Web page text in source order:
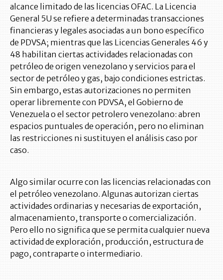
alcance limitado de las licencias OFAC. La Licencia
General 5U se refiere a determinadas transacciones
financieras y legales asociadas a un bono específico
de PDVSA; mientras que las Licencias Generales 46 y
48 habilitan ciertas actividades relacionadas con
petróleo de origen venezolano y servicios para el
sector de petróleo y gas, bajo condiciones estrictas.
Sin embargo, estas autorizaciones no permiten
operar libremente con PDVSA, el Gobierno de
Venezuela o el sector petrolero venezolano: abren
espacios puntuales de operación, pero no eliminan
las restricciones ni sustituyen el análisis caso por
caso.
Algo similar ocurre con las licencias relacionadas con
el petróleo venezolano. Algunas autorizan ciertas
actividades ordinarias y necesarias de exportación,
almacenamiento, transporte o comercialización.
Pero ello no significa que se permita cualquier nueva
actividad de exploración, producción, estructura de
pago, contraparte o intermediario.